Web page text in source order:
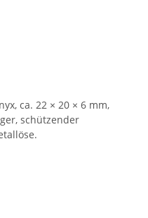
ca. 22 × 20 × 6 mm,
schützender